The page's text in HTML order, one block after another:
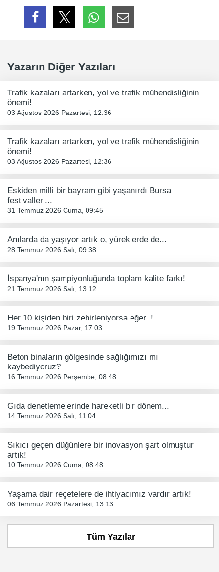
Yazarın Diğer Yazıları
Trafik kazaları artarken, yol ve trafik mühendisliğinin
önemi!
03 Ağustos 2026 Pazartesi, 12:36
Trafik kazaları artarken, yol ve trafik mühendisliğinin
önemi!
03 Ağustos 2026 Pazartesi, 12:36
Eskiden milli bir bayram gibi yaşanırdı Bursa
festivalleri...
31 Temmuz 2026 Cuma, 09:45
Anılarda da yaşıyor artık o, yüreklerde de...
28 Temmuz 2026 Salı, 09:38
İspanya'nın şampiyonluğunda toplam kalite farkı!
21 Temmuz 2026 Salı, 13:12
Her 10 kişiden biri zehirleniyorsa eğer..!
19 Temmuz 2026 Pazar, 17:03
Beton binaların gölgesinde sağlığımızı mı
kaybediyoruz?
16 Temmuz 2026 Perşembe, 08:48
Gıda denetlemelerinde hareketli bir dönem...
14 Temmuz 2026 Salı, 11:04
Sıkıcı geçen düğünlere bir inovasyon şart olmuştur
artık!
10 Temmuz 2026 Cuma, 08:48
Yaşama dair reçetelere de ihtiyacımız vardır artık!
06 Temmuz 2026 Pazartesi, 13:13
Tüm Yazılar